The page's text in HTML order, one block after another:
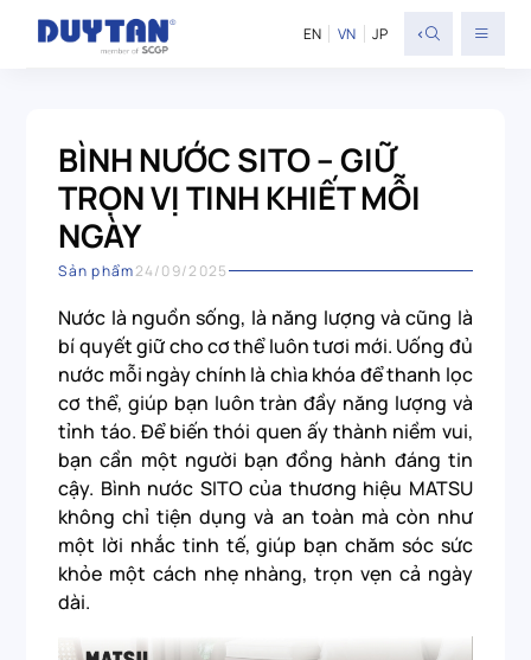
EN VN JP <
BÌNH NƯỚC SITO – GIỮ
TRỌN VỊ TINH KHIẾT MỖI
NGÀY
Sản phẩm24/09/2025
Nước là nguồn sống, là năng lượng và cũng là
bí quyết giữ cho cơ thể luôn tươi mới. Uống đủ
nước mỗi ngày chính là chìa khóa để thanh lọc
cơ thể, giúp bạn luôn tràn đầy năng lượng và
tỉnh táo. Để biến thói quen ấy thành niềm vui,
bạn cần một người bạn đồng hành đáng tin
cậy. Bình nước SITO của thương hiệu MATSU
không chỉ tiện dụng và an toàn mà còn như
một lời nhắc tinh tế, giúp bạn chăm sóc sức
khỏe một cách nhẹ nhàng, trọn vẹn cả ngày
dài.